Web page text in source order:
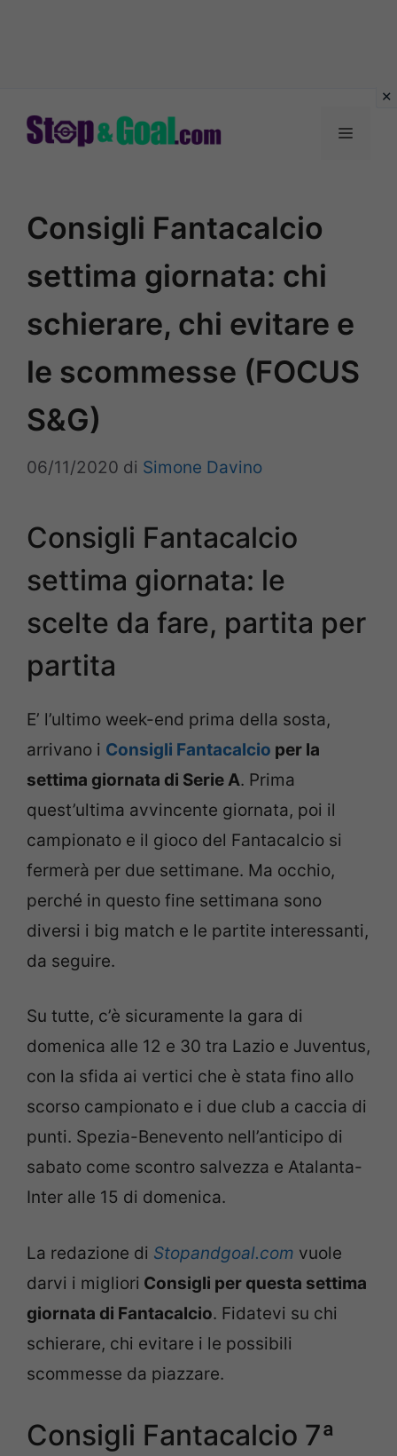
Menu
Consigli Fantacalcio
settima giornata: chi
schierare, chi evitare e
le scommesse (FOCUS
S&G)
06/11/2020 di Simone Davino
Consigli Fantacalcio
settima giornata: le
scelte da fare, partita per
partita
E’ l’ultimo week-end prima della sosta,
arrivano i Consigli Fantacalcio per la
settima giornata di Serie A. Prima
quest’ultima avvincente giornata, poi il
campionato e il gioco del Fantacalcio si
fermerà per due settimane. Ma occhio,
perché in questo fine settimana sono
diversi i big match e le partite interessanti,
da seguire.
Su tutte, c’è sicuramente la gara di
domenica alle 12 e 30 tra Lazio e Juventus,
con la sfida ai vertici che è stata fino allo
scorso campionato e i due club a caccia di
punti. Spezia-Benevento nell’anticipo di
sabato come scontro salvezza e Atalanta-
Inter alle 15 di domenica.
La redazione di Stopandgoal.com vuole
darvi i migliori Consigli per questa settima
giornata di Fantacalcio. Fidatevi su chi
schierare, chi evitare i le possibili
scommesse da piazzare.
Consigli Fantacalcio 7ª